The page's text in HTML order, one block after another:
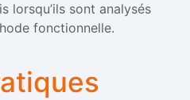
lorsqu’ils sont analysés
fonctionnelle.